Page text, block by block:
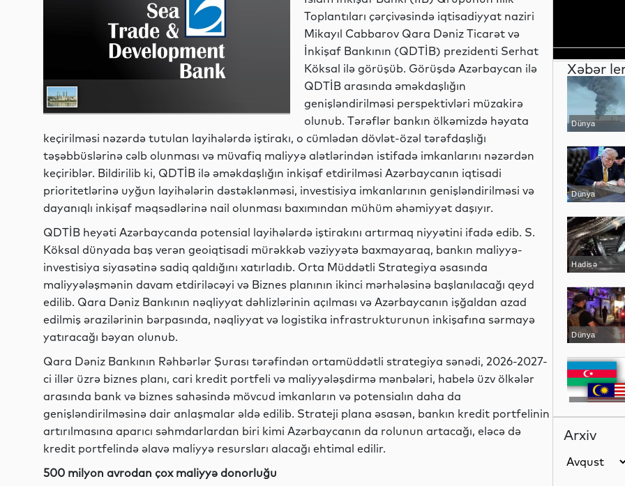
Toplantıları çərçivəsində iqtisadiyyat naziri
Mikayıl Cabbarov Qara Dəniz Ticarət və
İnkişaf Bankının (QDTİB) prezidenti Serhat
Köksal ilə görüşüb. Görüşdə Azərbaycan ilə
QDTİB arasında əməkdaşlığın
genişləndirilməsi perspektivləri müzakirə
olunub. Tərəflər bankın ölkəmizdə həyata
keçirilməsi nəzərdə tutulan layihələrdə iştirakı, o cümlədən dövlət-özəl tərəfdaşlığı
təşəbbüslərinə cəlb olunması və müvafiq maliyyə alətlərindən istifadə imkanlarını nəzərdən
keçiriblər. Bildirilib ki, QDTİB ilə əməkdaşlığın inkişaf etdirilməsi Azərbaycanın iqtisadi
prioritetlərinə uyğun layihələrin dəstəklənməsi, investisiya imkanlarının genişləndirilməsi və
dayanıqlı inkişaf məqsədlərinə nail olunması baxımından mühüm əhəmiyyət daşıyır.
QDTİB heyəti Azərbaycanda potensial layihələrdə iştirakını artırmaq niyyətini ifadə edib. S.
Köksal dünyada baş verən geoiqtisadi mürəkkəb vəziyyətə baxmayaraq, bankın maliyyə-
investisiya siyasətinə sadiq qaldığını xatırladıb. Orta Müddətli Strategiya əsasında
maliyyələşmənin davam etdiriləcəyi və Biznes planının ikinci mərhələsinə başlanılacağı qeyd
edilib. Qara Dəniz Bankının nəqliyyat dəhlizlərinin açılması və Azərbaycanın işğaldan azad
edilmiş ərazilərinin bərpasında, nəqliyyat və logistika infrastrukturunun inkişafına sərmayə
yatıracağı bəyan olunub.
Qara Dəniz Bankının Rəhbərlər Şurası tərəfindən ortamüddətli strategiya sənədi, 2026-2027-
ci illər üzrə biznes planı, cari kredit portfeli və maliyyələşdirmə mənbələri, habelə üzv ölkələr
arasında bank və biznes sahəsində mövcud imkanların və potensialın daha da
genişləndirilməsinə dair anlaşmalar əldə edilib. Strateji plana əsasən, bankın kredit portfelinin
artırılmasına aparıcı səhmdarlardan biri kimi Azərbaycanın da rolunun artacağı, eləcə də
kredit portfelində əlavə maliyyə resursları alacağı ehtimal edilir.
500 milyon avrodan çox maliyyə donorluğu
Xəbər
Dünya
Dünya
Hadisə
Dünya
Siyasət
Arxiv